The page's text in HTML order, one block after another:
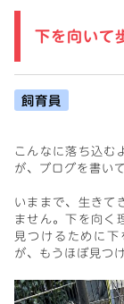
下を向いて
飼育員
こんなに落ち込む
が、ブログを書い
いままで、生きて
ません。下を向く
見つけるために
が、もうほぼ見つ